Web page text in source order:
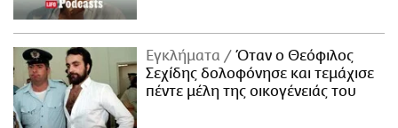
Εγκλήματα
Όταν ο Θεόφιλος
Σεχίδης δολοφόνησε και τεμάχισε
πέντε μέλη της οικογένειάς του